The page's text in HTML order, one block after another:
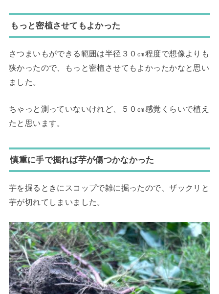
もっと密植させてもよかった
さつまいもができる範囲は半径３０㎝程度で想像よりも
狭かったので、もっと密植させてもよかったかなと思い
ました。
ちゃっと測っていないけれど、５０㎝感覚くらいで植え
たと思います。
慎重に手で掘れば芋が傷つかなかった
芋を掘るときにスコップで雑に掘ったので、ザックリと
芋が切れてしまいました。